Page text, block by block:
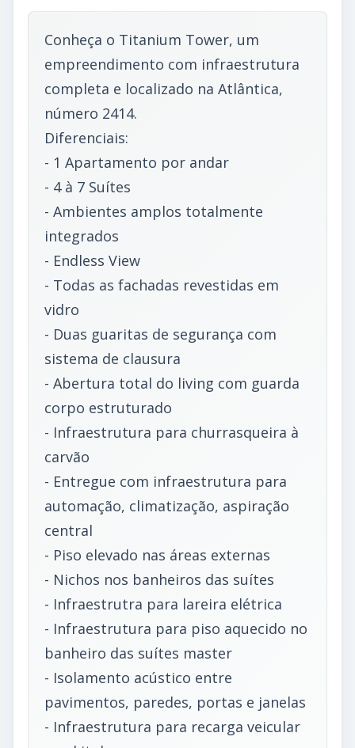
Conheça o Titanium Tower, um
empreendimento com infraestrutura
completa e localizado na Atlântica,
número 2414.
Diferenciais:
- 1 Apartamento por andar
- 4 à 7 Suítes
- Ambientes amplos totalmente
integrados
- Endless View
- Todas as fachadas revestidas em
vidro
- Duas guaritas de segurança com
sistema de clausura
- Abertura total do living com guarda
corpo estruturado
- Infraestrutura para churrasqueira à
carvão
- Entregue com infraestrutura para
automação, climatização, aspiração
central
- Piso elevado nas áreas externas
- Nichos nos banheiros das suítes
- Infraestrutra para lareira elétrica
- Infraestrutura para piso aquecido no
banheiro das suítes master
- Isolamento acústico entre
pavimentos, paredes, portas e janelas
- Infraestrutura para recarga veicular